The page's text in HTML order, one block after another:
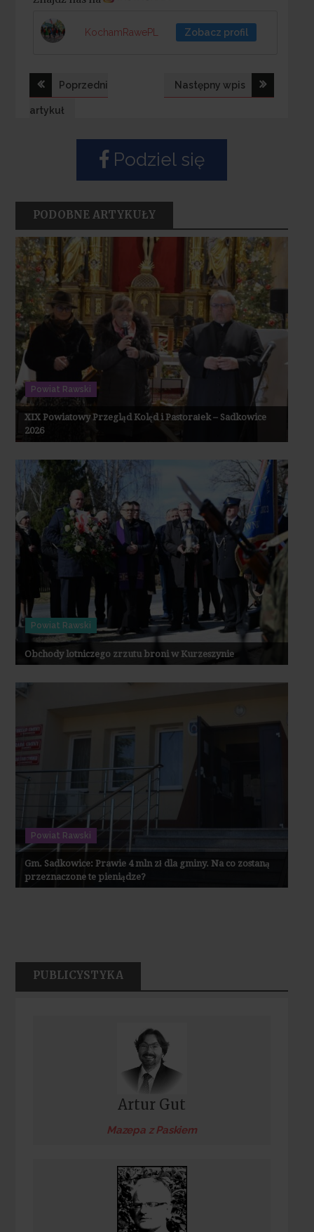
KochamRawePL Zobacz profil
Nawigacja
wpisu
Poprzedni
artykuł
Następny wpis
Podziel się
PODOBNE ARTYKUŁY
Powiat Rawski
XIX Powiatowy Przegląd Kolęd i Pastorałek – Sadkowice
2026
Powiat Rawski
Obchody lotniczego zrzutu broni w Kurzeszynie
Powiat Rawski
Gm. Sadkowice: Prawie 4 mln zł dla gminy. Na co zostaną
przeznaczone te pieniądze?
PUBLICYSTYKA
Artur Gut
Mazepa z Paskiem